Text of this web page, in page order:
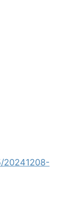
20241208-